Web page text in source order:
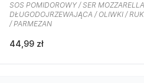
SOS POMIDOROWY / SER
DŁUGODOJRZEWAJĄCA / OLIWKI /
/ PARMEZAN
44,99 zł